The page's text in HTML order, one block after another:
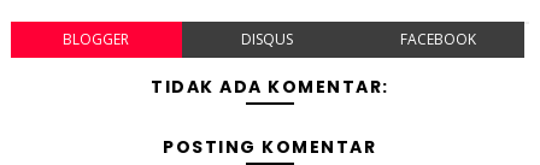
BLOGGER DISQUS FACEBOOK
TIDAK ADA KOMENTAR:
POSTING KOMENTAR